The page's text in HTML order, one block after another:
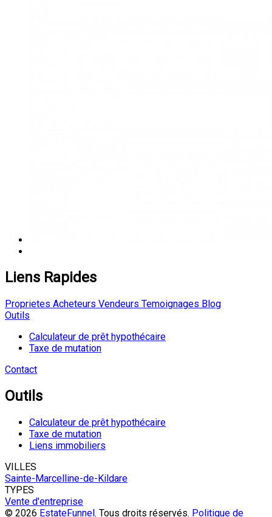
Liens Rapides
Proprietes Acheteurs Vendeurs Temoignages Blog
Outils
Calculateur de prêt hypothécaire
Taxe de mutation
Contact
Outils
Calculateur de prêt hypothécaire
Taxe de mutation
Liens immobiliers
VILLES
Sainte-Marcelline-de-Kildare
TYPES
Vente d'entreprise
© 2026 EstateFunnel. Tous droits réservés. Politique de